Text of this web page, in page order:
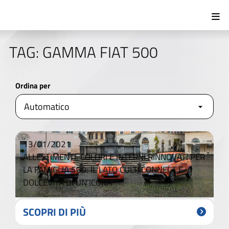
TAG: GAMMA FIAT 500
Ordina per
13/01/2021
ALLESTIMENTI, COLORI E INTERNI RINNOVATI PER
LA FAMIGLIA 500: IL LATO CULT, CONNECT E
DOLCEVITA DI UN’ICONA
SCOPRI DI PIÙ